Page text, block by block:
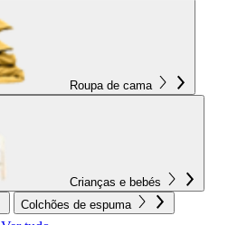
Roupa de cama
Crianças e bebés
Colchões de espuma